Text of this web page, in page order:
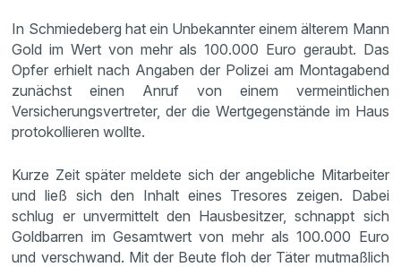
In Schmiedeberg hat ein Unbekannter einem älterem Mann
Gold im Wert von mehr als 100.000 Euro geraubt. Das
Opfer erhielt nach Angaben der Polizei am Montagabend
zunächst einen Anruf von einem vermeintlichen
Versicherungsvertreter, der die Wertgegenstände im Haus
protokollieren wollte.
Kurze Zeit später meldete sich der angebliche Mitarbeiter
und ließ sich den Inhalt eines Tresores zeigen. Dabei
schlug er unvermittelt den Hausbesitzer, schnappt sich
Goldbarren im Gesamtwert von mehr als 100.000 Euro
und verschwand. Mit der Beute floh der Täter mutmaßlich